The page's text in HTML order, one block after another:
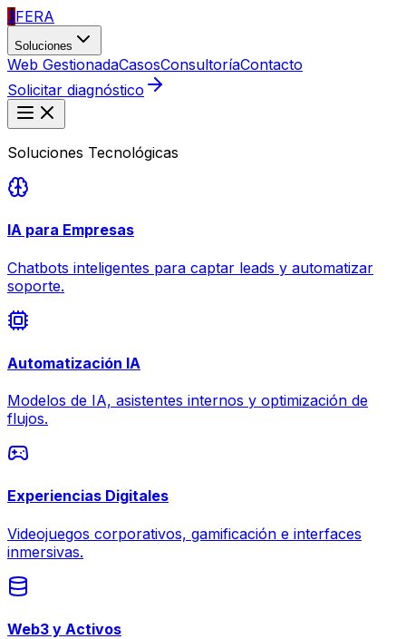
3FERA
Soluciones
Web GestionadaCasosConsultoríaContacto
Solicitar diagnóstico
Soluciones Tecnológicas
IA para Empresas
Chatbots inteligentes para captar leads y automatizar
soporte.
Automatización IA
Modelos de IA, asistentes internos y optimización de
flujos.
Experiencias Digitales
Videojuegos corporativos, gamificación e interfaces
inmersivas.
Web3 y Activos